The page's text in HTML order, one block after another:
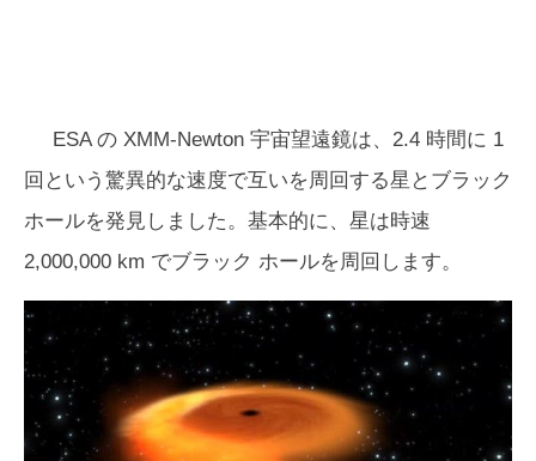
ESA の XMM-Newton 宇宙望遠鏡は、2.4 時間に 1
回という驚異的な速度で互いを周回する星とブラック
ホールを発見しました。基本的に、星は時速
2,000,000 km でブラック ホールを周回します。